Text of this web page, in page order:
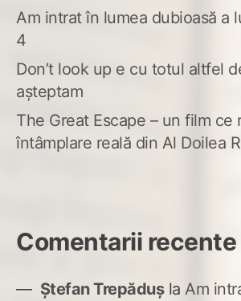
Am intrat în lumea dubioasă a
4
Don’t look up e cu totul altfel
așteptam
The Great Escape – un film ce
întâmplare reală din Al Doilea
Comentarii recente
Ștefan Trepădușla Am